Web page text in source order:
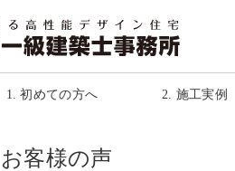
1. 初めての方へ 2. 施工実例
お客様の声